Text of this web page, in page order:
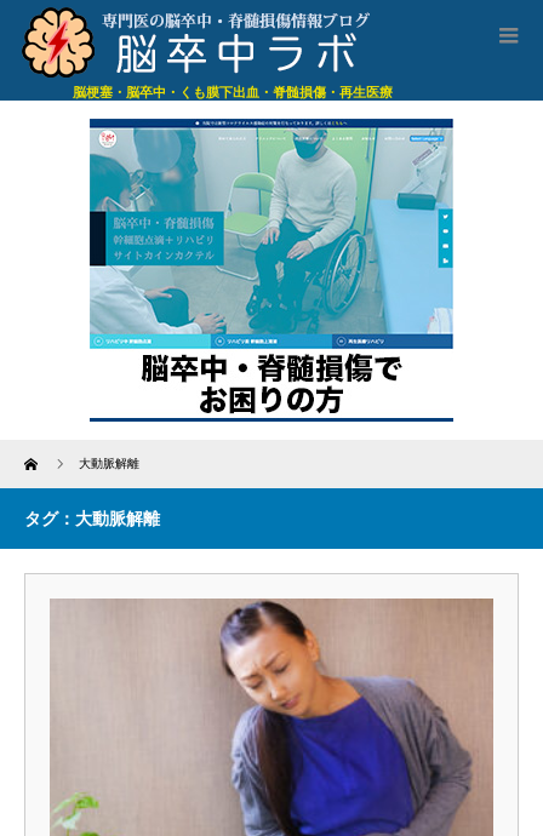
脳梗塞・脳卒中・くも膜下出血・脊髄損傷・再生医療
Home 大動脈解離
タグ：大動脈解離